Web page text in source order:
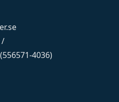
/
4036)